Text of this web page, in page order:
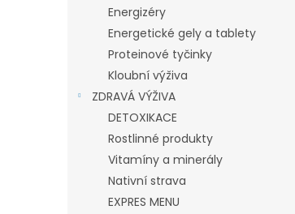
Energizéry
Energetické gely a tablety
Proteinové tyčinky
Kloubní výživa
ZDRAVÁ VÝŽIVA
DETOXIKACE
Rostlinné produkty
Vitamíny a minerály
Nativní strava
EXPRES MENU